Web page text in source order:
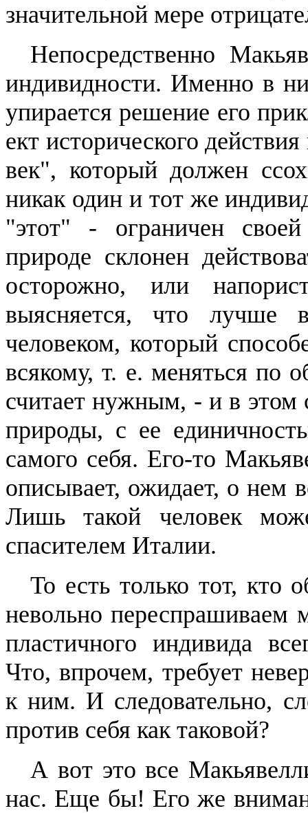
значительной мере
Непосредственно
индивидности. Именно в
упирается решение его
ект исторического
век", который должен
никак один и тот же
"этот" - ограничен
природе склонен
осторожно, или
выясняется, что лучше
человеком, который
всякому, т. е. меняться по
считает нужным, - и в этом
природы, с ее
самого себя. Его-то
описывает, ожидает, о нем
Лишь такой человек
спасителем Италии.
То есть только тот, кто
невольно переспрашиваем
пластичного индивида
Что, впрочем, требует
к ним. И следовательно,
против се­бя как таковой?
А вот это все
нас. Еще бы! Его же